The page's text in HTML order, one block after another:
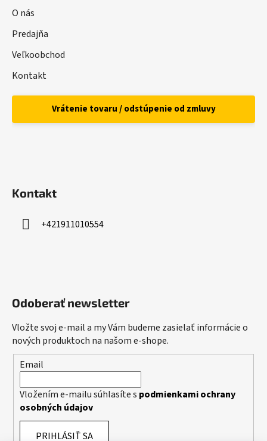
O nás
Predajňa
Veľkoobchod
Kontakt
Vrátenie tovaru / odstúpenie od zmluvy
Kontakt
+421911010554
Odoberať newsletter
Vložte svoj e-mail a my Vám budeme zasielať informácie o
nových produktoch na našom e-shope.
Email
Vložením e-mailu súhlasíte s podmienkami ochrany
osobných údajov
PRIHLÁSIŤ SA